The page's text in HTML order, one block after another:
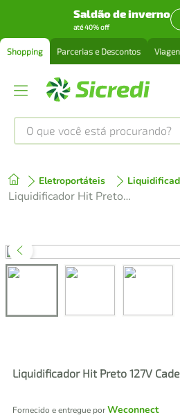
Saldão de inverno
até 40% off
Shopping Parcerias e Descontos
O que você está procurando?
Eletroportáteis
Liquidificador Hit Preto 127V Cadence
Liquidificador Hit Preto 127V
Fornecido e entregue porWeconnect
1º tenis
perfume